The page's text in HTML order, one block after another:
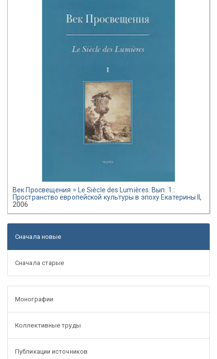
Век Просвещения = Le Siècle des Lumières. Вып. 1.:
Пространство европейской культуры в эпоху Екатерины II,
2006
Сначала новые
Сначала старые
Монографии
Коллективные труды
Публикации источников